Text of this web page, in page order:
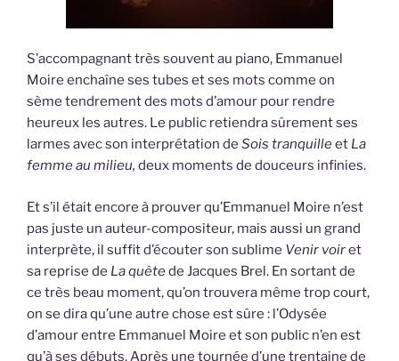
S’accompagnant très souvent au piano, Emmanuel
Moire enchaîne ses tubes et ses mots comme on
sème tendrement des mots d’amour pour rendre
heureux les autres. Le public retiendra sûrement ses
larmes avec son interprétation de Sois tranquilleet La
femme au milieu, deux moments de douceurs infinies.
Et s’il était encore à prouver qu’Emmanuel Moire n’est
pas juste un auteur-compositeur, mais aussi un grand
interprète, il suffit d’écouter son sublime Venir voiret
sa reprise de La quêtede Jacques Brel. En sortant de
ce très beau moment, qu’on trouvera même trop court,
on se dira qu’une autre chose est sûre : l’Odysée
d’amour entre Emmanuel Moire et son public n’en est
qu’à ses débuts. Après une tournée d’une trentaine de